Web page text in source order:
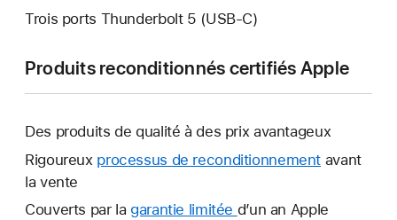
Trois ports Thunderbolt 5 (USB‑C)
Produits reconditionnés certifiés Apple
Des produits de qualité à des prix avantageux
Rigoureux processus de reconditionnement avant
la vente
Couverts par la garantie limitée Une
d’un an Apple